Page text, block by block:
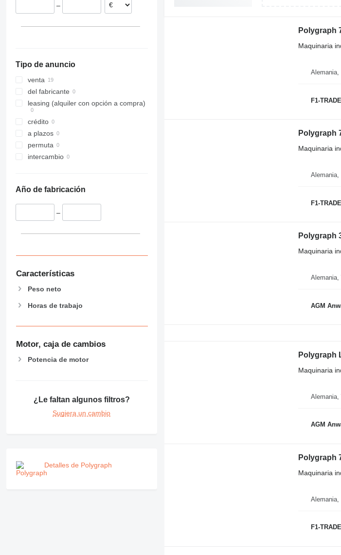
–
Tipo de anuncio
venta
del fabricante
leasing (alquiler con opción a compra)
crédito
a plazos
permuta
intercambio
Año de fabricación
–
Características
Peso neto
Horas de trabajo
Motor, caja de cambios
Potencia de motor
¿Le faltan algunos filtros?
Sugiera un cambio
Detalles de Polygraph
Polygraph
Maquinaria
Alemania,
F1-
Polygraph
Maquinaria
Alemania,
F1-
Polygraph
Maquinaria
Alemania,
AGM
Polygraph
Maquinaria
Alemania,
AGM
Polygraph
Maquinaria
Alemania,
F1-